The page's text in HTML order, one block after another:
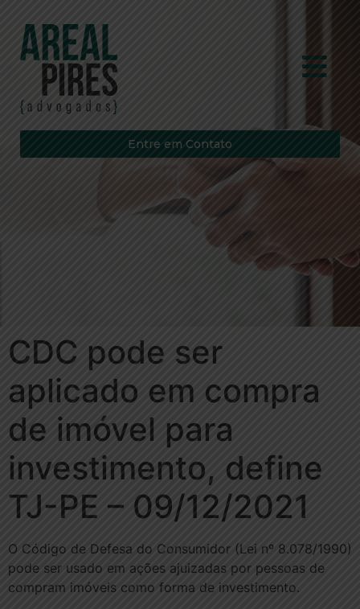
Entre em Contato
CDC pode ser
aplicado em compra
de imóvel para
investimento, define
TJ-PE – 09/12/2021
O Código de Defesa do Consumidor (Lei nº 8.078/1990)
pode ser usado em ações ajuizadas por pessoas de
compram imóveis como forma de investimento.